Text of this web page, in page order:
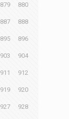
879 880
887 888
895 896
903 904
911 912
919 920
927 928